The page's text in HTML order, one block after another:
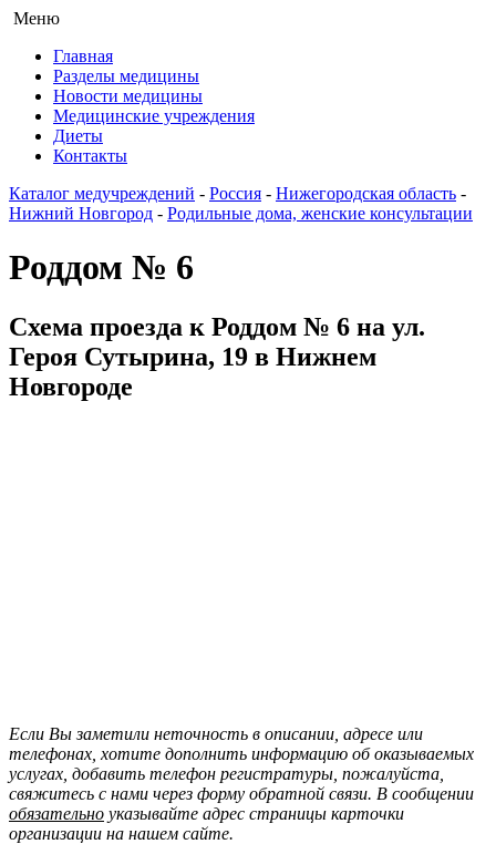
Меню
Главная
Разделы медицины
Новости медицины
Медицинские учреждения
Диеты
Контакты
Каталог медучреждений - Россия - Нижегородская область -
Нижний Новгород - Родильные дома, женские консультации
Роддом № 6
Схема проезда к Роддом № 6 на ул.
Героя Сутырина, 19 в Нижнем
Новгороде
Если Вы заметили неточность в описании, адресе или
телефонах, хотите дополнить информацию об оказываемых
услугах, добавить телефон регистратуры, пожалуйста,
свяжитесь с нами через форму обратной связи. В сообщении
обязательно указывайте адрес страницы карточки
организации на нашем сайте.